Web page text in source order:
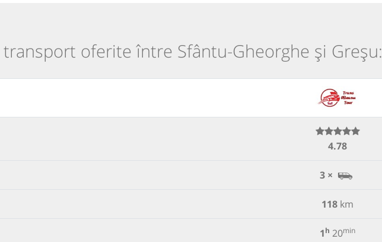
transport oferite între Sfântu-Gheorghe și Greșu:
4.78
3 ×
118 km
1h 20min